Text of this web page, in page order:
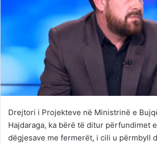
Drejtori i Projekteve në Ministrinë e
Hajdaraga, ka bërë të ditur përfundimet
dëgjesave me fermerët, i cili u përmbyll